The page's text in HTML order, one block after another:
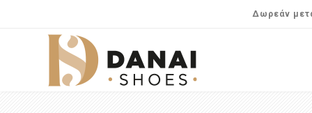
Δωρεάν